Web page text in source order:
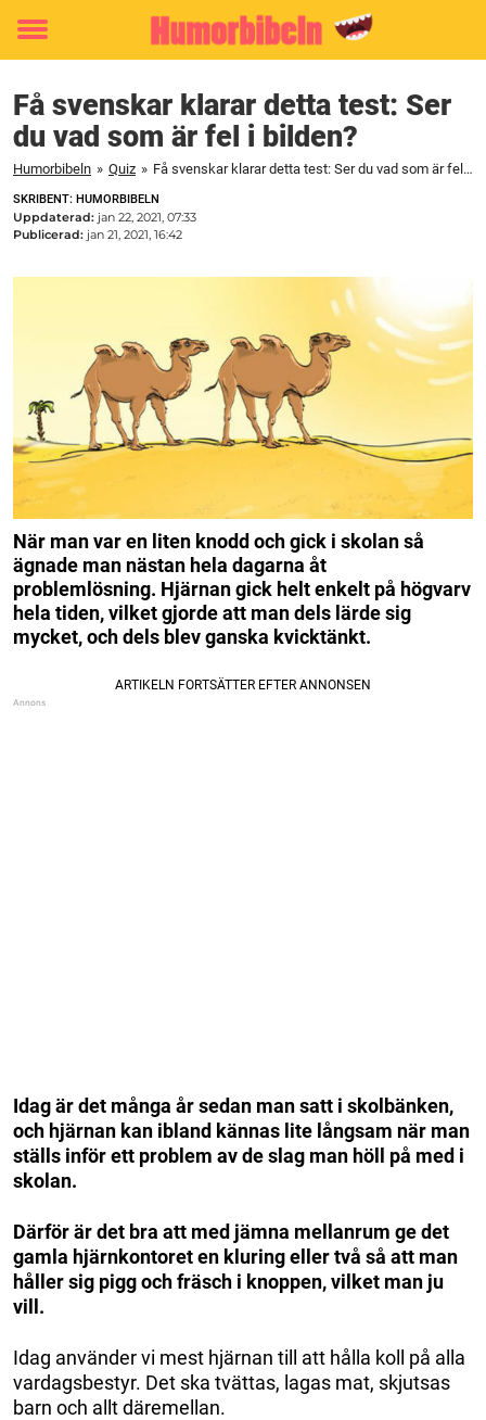
Toggle
Få svenskar klarar detta test: Ser
du vad som är fel i bilden?
Humorbibeln » Quiz » Få svenskar klarar detta test: Ser du vad som är fel i bilden?
SKRIBENT: HUMORBIBELN
Uppdaterad: jan 22, 2021, 07:33
Publicerad: jan 21, 2021, 16:42
När man var en liten knodd och gick i skolan så
ägnade man nästan hela dagarna åt
problemlösning. Hjärnan gick helt enkelt på högvarv
hela tiden, vilket gjorde att man dels lärde sig
mycket, och dels blev ganska kvicktänkt.
Idag är det många år sedan man satt i skolbänken,
och hjärnan kan ibland kännas lite långsam när man
ställs inför ett problem av de slag man höll på med i
skolan.
Därför är det bra att med jämna mellanrum ge det
gamla hjärnkontoret en kluring eller två så att man
håller sig pigg och fräsch i knoppen, vilket man ju
vill.
Idag använder vi mest hjärnan till att hålla koll på alla
vardagsbestyr. Det ska tvättas, lagas mat, skjutsas
barn och allt däremellan.